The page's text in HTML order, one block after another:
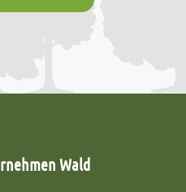
Wald